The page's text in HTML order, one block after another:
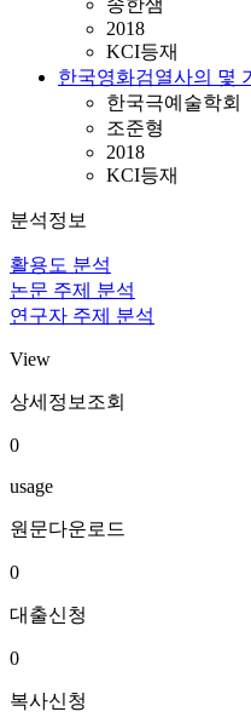
송한샘
2018
KCI등재
한국영화검열사의 몇
한국극예술학회
조준형
2018
KCI등재
분석정보
활용도 분석
논문 주제 분석
연구자 주제 분석
View
상세정보조회
0
usage
원문다운로드
0
대출신청
0
복사신청